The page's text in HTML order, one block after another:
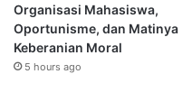
Organisasi Mahasiswa,
Oportunisme, dan Matinya
Keberanian Moral
5 hours ago